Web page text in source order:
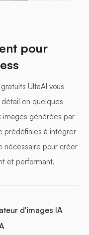
pour
UltaAI vous
en quelques
images générées par
prédéfinies à intégrer
nécessaire pour créer
et performant.
d'images IA